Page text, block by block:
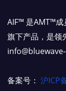
AIF™ 是AMT™成
旗下产品，是领
备案号： 沪ICP